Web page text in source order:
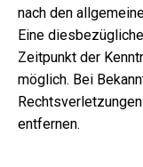
nach den
Eine
Zeitpunkt der
möglich. Bei
entfernen.